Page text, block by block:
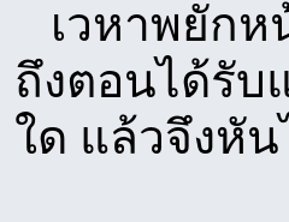
เวหาพยักห
ถึงตอนได้รับ
ใด แล้วจึงหั